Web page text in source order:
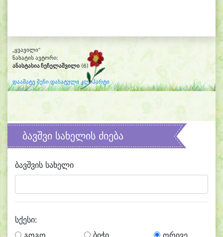
„ყვავილი“
ნახატის ავტორი:
ანასტასია ჩეჩელაშვილი (6)
დაამატე შენი დახატული კლიპარტი
ბავშვი სახელის ძიება
ბავშვის სახელი
სქესი:
გოგო
ბიჭი ორივე